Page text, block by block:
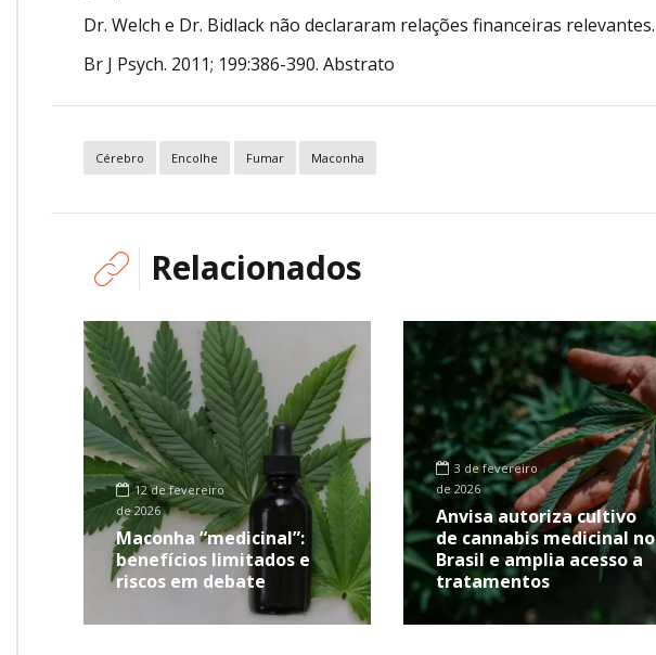
Dr. Welch e Dr. Bidlack não declararam relações financeiras relevantes.
Br J Psych. 2011; 199:386-390. Abstrato
Cérebro Encolhe Fumar Maconha
Relacionados
12 de fevereiro
de 2026
Maconha “medicinal”:
benefícios limitados e
riscos em debate
3 de fevereiro
de 2026
Anvisa autoriza cultivo
de cannabis medicinal no
Brasil e amplia acesso a
tratamentos